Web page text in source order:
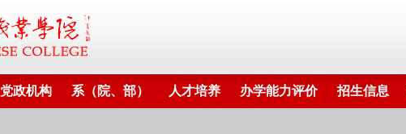
党政机构 系（院、部） 人才培养 办学能力评价 招生信息